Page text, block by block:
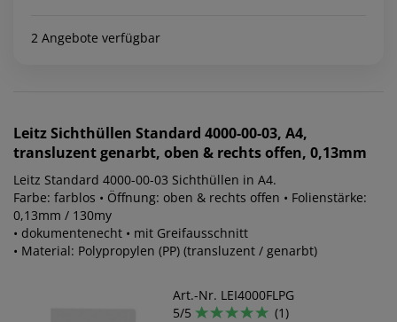
2 Angebote verfügbar
LeitzSichthüllen Standard 4000-00-03, A4,
transluzent genarbt, oben & rechts offen, 0,13mm
Leitz Standard 4000-00-03 Sichthüllen in A4.
Farbe: farblos • Öffnung: oben & rechts offen • Folienstärke:
0,13mm / 130my
• dokumentenecht • mit Greifausschnitt
• Material: Polypropylen (PP) (transluzent / genarbt)
Art.-Nr. LEI4000FLPG
5/5
(1)